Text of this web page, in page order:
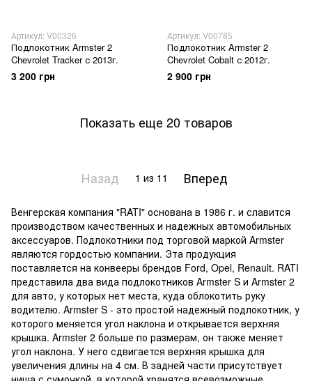
Артикул: V00326
Подлокотник Armster 2
Chevrolet Tracker с 2013г.
3 200 грн
Артикул: V00785
Подлокотник Armster 2
Chevrolet Cobalt с 2012г.
2 900 грн
Показать еще 20 товаров
Назад 1 из 11 Вперед
Венгерская компания "RATI" основана в 1986 г. и славится
производством качественных и надежных автомобильных
аксессуаров. Подлокотники под торговой маркой Armster
являются гордостью компании. Эта продукция
поставляется на конвееры брендов Ford, Opel, Renault. RATI
представила два вида подлокотников Armster S и Armster 2
для авто, у которых нет места, куда облокотить руку
водителю. Armster S - это простой надежный подлокотник, у
которого меняется угол наклона и открывается верхняя
крышка. Armster 2 больше по размерам, он также меняет
угол наклона. У него сдвигается верхняя крышка для
увеличения длины на 4 см. В задней части присутствует